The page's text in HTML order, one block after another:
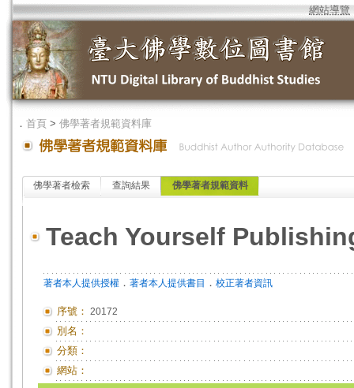
網站導覽
． 首頁 > 佛學著者規範資料庫
佛學著者檢索 查詢結果 佛學著者規範資料
Teach Yourself
著者本人提供授權 ． 著者本人提供書目 ． 校正著者資訊
序號： 20172
別名：
分類：
網站：